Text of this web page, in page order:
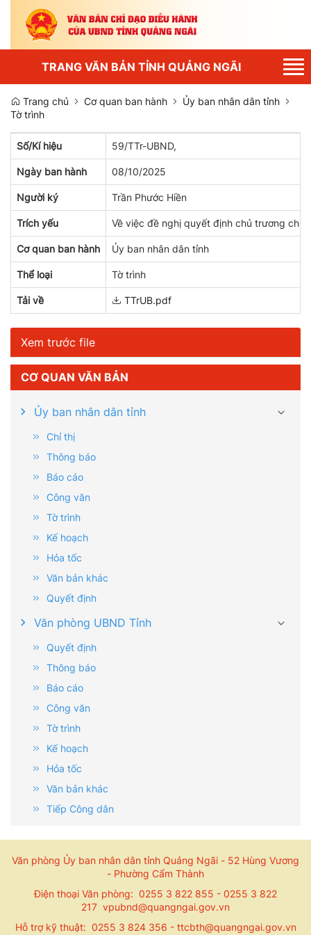
TRANG VĂN BẢN TỈNH QUẢNG NGÃI
CƠ QUAN VĂN BẢN
Ủy ban nhân dân tỉnh
Chỉ thị
Thông báo
Báo cáo
Công văn
Tờ trình
Kế hoạch
Hỏa tốc
Văn bản khác
Quyết định
Văn phòng UBND Tỉnh
Quyết định
Thông báo
Báo cáo
Công văn
Tờ trình
Kế hoạch
Hỏa tốc
Văn bản khác
Tiếp Công dân
Trang chủ Cơ quan ban hành
Ủy ban nhân dân tỉnh
Tờ trình
Số/Kí hiệu 59/TTr-UBND,
Ngày ban hành 08/10/2025
Người ký Trần Phước Hiền
Trích yếu Về việc đề nghị quyết định chủ trương
Cơ quan ban hành Ủy ban nhân dân tỉnh
Thể loại Tờ trình
Tải về TTrUB.pdf
Xem trước file
Văn phòng Ủy ban nhân dân tỉnh Quảng Ngãi - 52 Hùng Vương
- Phường Cẩm Thành
Điện thoại Văn phòng: 0255 3 822 855 - 0255 3 822
217 vpubnd@quangngai.gov.vn
Hỗ trợ kỹ thuật: 0255 3 824 356 - ttcbth@quangngai.gov.vn